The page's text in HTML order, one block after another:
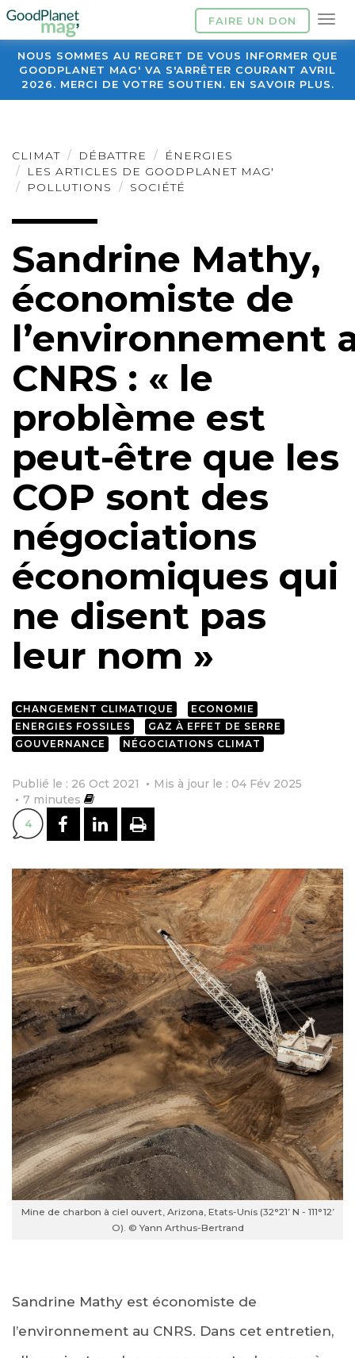
FAIRE UN DON
NOUS SOMMES AU REGRET DE VOUS INFORMER QUE
GOODPLANET MAG' VA S'ARRÊTER COURANT AVRIL
2026. MERCI DE VOTRE SOUTIEN. EN SAVOIR PLUS.
CLIMAT DÉBATTRE
ÉNERGIES
LES ARTICLES DE GOODPLANET MAG'
POLLUTIONS
SOCIÉTÉ
Sandrine Mathy,
économiste de
l’environnement
CNRS : « le
problème est
peut-être que les
COP sont des
négociations
économiques qui
ne disent pas
leur nom »
CHANGEMENT CLIMATIQUE
ECONOMIE
ENERGIES FOSSILES
GAZ À EFFET DE SERRE
GOUVERNANCE
NÉGOCIATIONS CLIMAT
Publié le : 26 Oct 2021
Mis à jour le : 04 Fév 2025
7 minutes
4 PARTAGER SUR FACEBOOK
PARTAGER SUR
IMPRIMER
Mine de charbon à ciel ouvert, Arizona, Etats-Unis (32°21’ N - 111°12’
O). © Yann Arthus-Bertrand
Sandrine Mathy est économiste de
l’environnement au CNRS. Dans cet entretien,